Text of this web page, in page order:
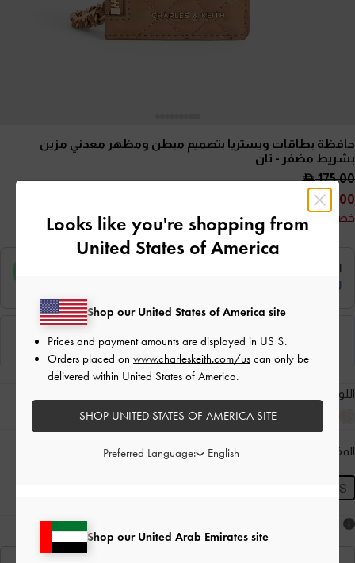
حافظة بطاقات ويستريا بتصميم مبطن ومظهر معدني مزين
بشريط مضفر - تان
175.00
100.00
خصم 43%
اللون:
المقاس: - غير متوفّر المنتج غير متوفر حاليًا دليل المقاسات
XXS
Looks like you're shopping from
United States of America
Shop our United Arab Emirates site
Shop our United States of America site
Prices and payment amounts are displayed in US $.
Orders placed on www.charleskeith.com/us can only be
delivered within United States of America.
SHOP UNITED STATES OF AMERICA SITE
Preferred Language: